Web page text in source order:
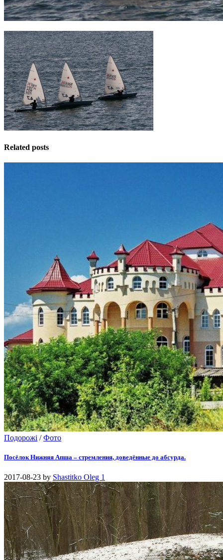
Related posts
Подорожі /Фото
Посёлок Нижняя Апша – стремления, доведённые до абсурда.
2017-08-23 by Shastitko Oleg 1